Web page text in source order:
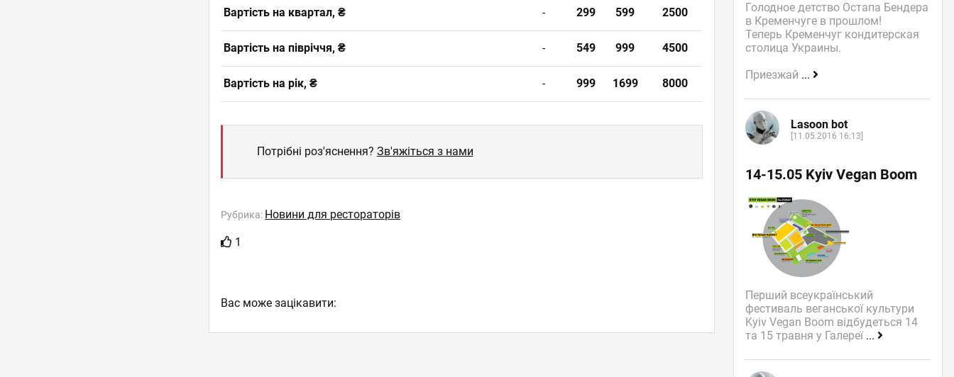
Вартість на квартал, ₴ - 299 599 2500
Вартість на півріччя, ₴ - 549 999 4500
Вартість на рік, ₴ - 999 1699 8000
Потрібні роз'яснення? Зв'яжіться з нами
Рубрика: Новини для рестораторів
1
Вас може зацікавити:
Голодное детство Остапа Бендера
в Кременчуге в прошлом!
Теперь Кременчуг кондитерская
столица Украины.
Приезжай ...
Lasoon bot
[11.05.2016 16:13]
14-15.05 Kyiv Vegan Boom
Перший всеукраїнський
фестиваль веганської культури
Kyiv Vegan Boom відбудеться 14
та 15 травня у Галереї ...